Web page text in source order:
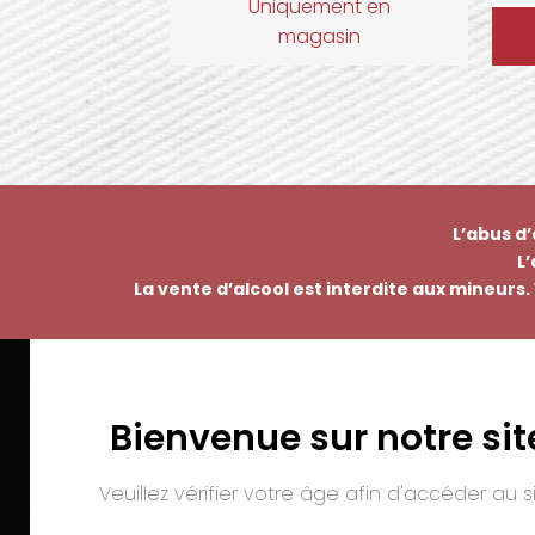
Uniquement en
magasin
L’abus
La vente d’alcool est interdite aux
Bienvenue sur notre
Veuillez vérifier votre âge afin d'accéder au
EMMANUEL NASTI
BP 20055 – 68391 SAUSHEIM Cedex